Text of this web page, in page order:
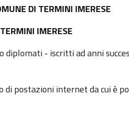
DI TERMINI IMERESE
IMERESE
diplomati - iscritti ad anni
postazioni internet da cui è